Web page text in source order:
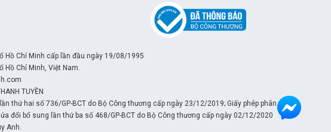
Hồ Chí Minh cấp lần đầu ngày 19/08/1995
Hồ Chí Minh, Việt Nam.
TUYỀN
thứ hai số 736/GP-BCT do Bộ Công thương cấp ngày 23/12/2019; Giấy phép phân phối
đổi bổ sung lần thứ ba số 468/GP-BCT do Bộ Công thương cấp ngày 02/12/2020
Anh.